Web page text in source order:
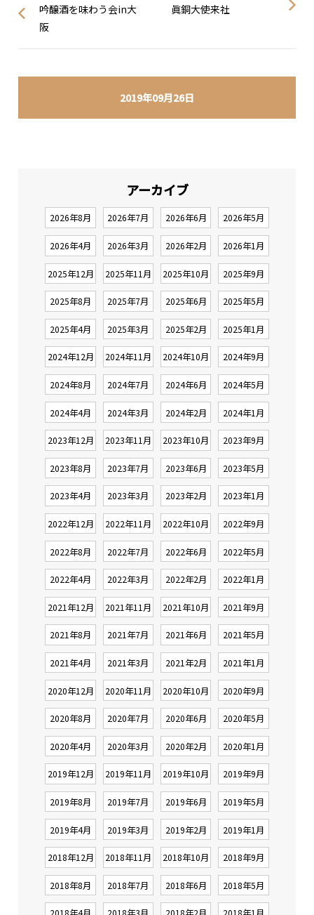
2019年09月26日
吟醸酒を味わう会in大
阪
眞銅大使来社
アーカイブ
2026年8月 2026年7月 2026年6月 2026年5月
2026年4月 2026年3月 2026年2月 2026年1月
2025年12月 2025年11月 2025年10月 2025年9月
2025年8月 2025年7月 2025年6月 2025年5月
2025年4月 2025年3月 2025年2月 2025年1月
2024年12月 2024年11月 2024年10月 2024年9月
2024年8月 2024年7月 2024年6月 2024年5月
2024年4月 2024年3月 2024年2月 2024年1月
2023年12月 2023年11月 2023年10月 2023年9月
2023年8月 2023年7月 2023年6月 2023年5月
2023年4月 2023年3月 2023年2月 2023年1月
2022年12月 2022年11月 2022年10月 2022年9月
2022年8月 2022年7月 2022年6月 2022年5月
2022年4月 2022年3月 2022年2月 2022年1月
2021年12月 2021年11月 2021年10月 2021年9月
2021年8月 2021年7月 2021年6月 2021年5月
2021年4月 2021年3月 2021年2月 2021年1月
2020年12月 2020年11月 2020年10月 2020年9月
2020年8月 2020年7月 2020年6月 2020年5月
2020年4月 2020年3月 2020年2月 2020年1月
2019年12月 2019年11月 2019年10月 2019年9月
2019年8月 2019年7月 2019年6月 2019年5月
2019年4月 2019年3月 2019年2月 2019年1月
2018年12月 2018年11月 2018年10月 2018年9月
2018年8月 2018年7月 2018年6月 2018年5月